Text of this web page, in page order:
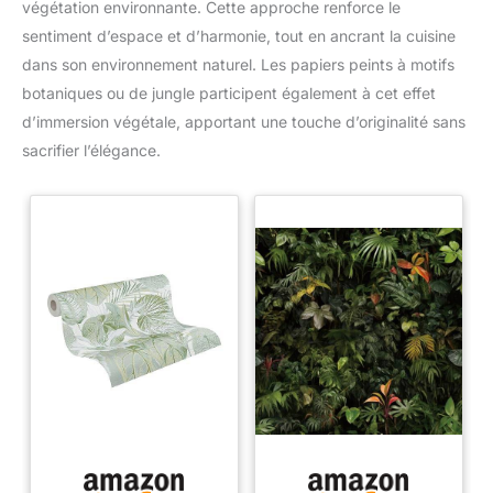
végétation environnante. Cette approche renforce le
sentiment d’espace et d’harmonie, tout en ancrant la cuisine
dans son environnement naturel. Les papiers peints à motifs
botaniques ou de jungle participent également à cet effet
d’immersion végétale, apportant une touche d’originalité sans
sacrifier l’élégance.